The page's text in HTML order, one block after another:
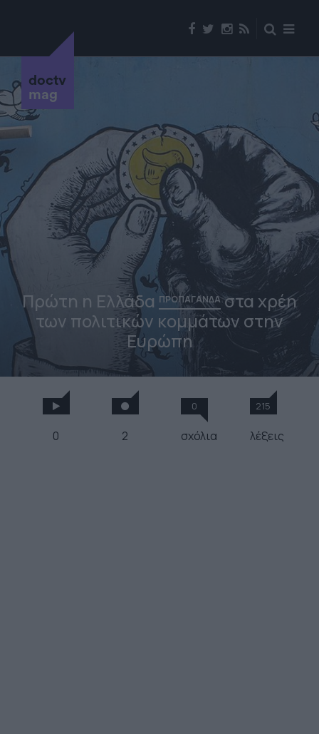
doctv
mag
Πρώτη η Ελλάδα ΠΡΟΠΑΓΑΝΔΑστα χρέη
των πολιτικών κομμάτων στην
Ευρώπη
0 2
0
σχόλια
215
λέξεις